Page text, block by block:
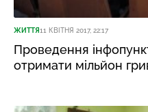
ЖИТТЯ11 КВІТНЯ 2017, 22:17
Проведення
отримати мільйон